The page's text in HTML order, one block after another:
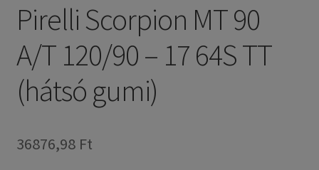
Pirelli Scorpion MT 90
A/T 120/90 – 17 64S TT
(hátsó gumi)
36876,98 Ft